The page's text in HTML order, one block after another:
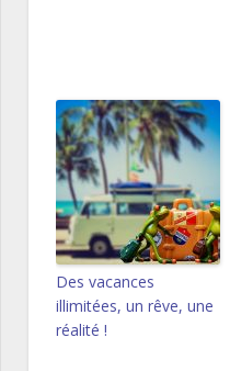
Des vacances
illimitées, un rêve, une
réalité !